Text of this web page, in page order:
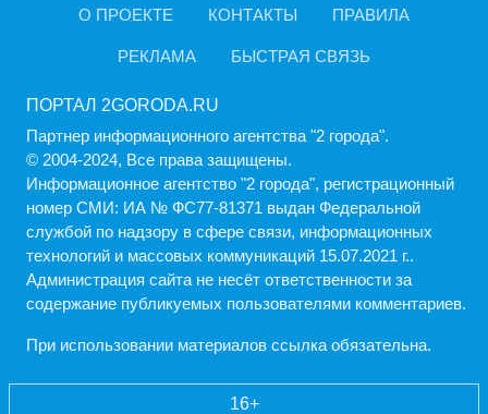
О ПРОЕКТЕ КОНТАКТЫ ПРАВИЛА
РЕКЛАМА БЫСТРАЯ СВЯЗЬ
ПОРТАЛ 2GORODA.RU
Партнер информационного агентства "2 города".
© 2004-2024, Все права защищены.
Информационное агентство "2 города", регистрационный
номер СМИ: ИА № ФС77-81371 выдан Федеральной
службой по надзору в сфере связи, информационных
технологий и массовых коммуникаций 15.07.2021 г..
Администрация cайта не несёт ответственности за
содержание публикуемых пользователями комментариев.
При использовании материалов ссылка обязательна.
16+